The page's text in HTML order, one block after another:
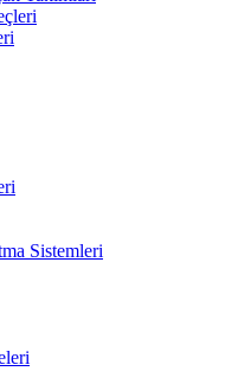
Sistemleri